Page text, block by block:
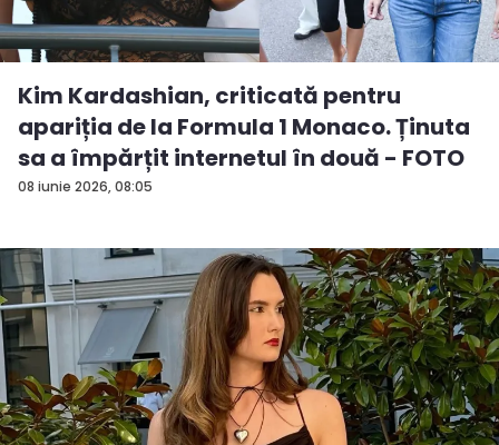
08 iunie 2026, 08:05
Kim Kardashian, criticată pentru
apariția de la Formula 1 Monaco. Ținuta
sa a împărțit internetul în două - FOTO